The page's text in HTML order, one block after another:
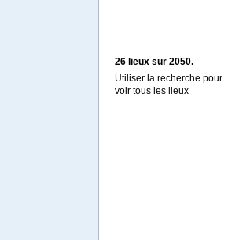
26 lieux sur 2050.
Utiliser la recherche pour
voir tous les lieux